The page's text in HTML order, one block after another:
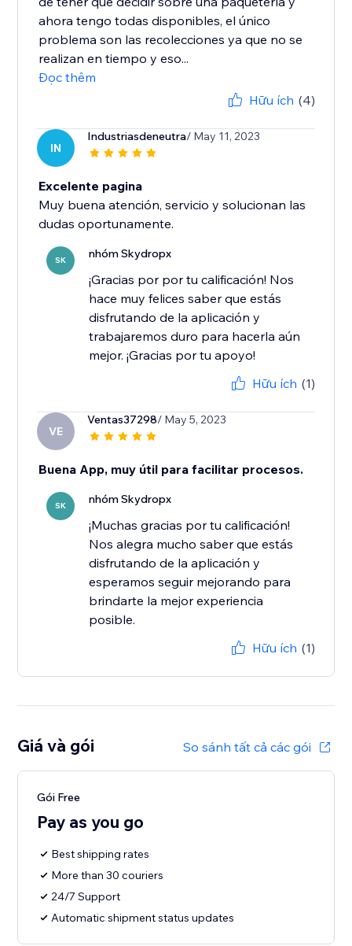
ahora tengo todas disponibles, el único
problema son las recolecciones ya que no se
realizan en tiempo y eso...
Đọc thêm
Hữu ích (4)
IN
Industriasdeneutra/ May 11, 2023
Excelente pagina
Muy buena atención, servicio y solucionan las
dudas oportunamente.
SK nhóm Skydropx
¡Gracias por por tu calificación! Nos
hace muy felices saber que estás
disfrutando de la aplicación y
trabajaremos duro para hacerla aún
mejor. ¡Gracias por tu apoyo!
Hữu ích (1)
VE
Ventas37298/ May 5, 2023
Buena App, muy útil para facilitar procesos.
SK nhóm Skydropx
¡Muchas gracias por tu calificación!
Nos alegra mucho saber que estás
disfrutando de la aplicación y
esperamos seguir mejorando para
brindarte la mejor experiencia
posible.
Hữu ích (1)
Giá và gói So sánh tất cả các gói
Gói Free
Pay as you go
Best shipping rates
More than 30 couriers
24/7 Support
Automatic shipment status updates